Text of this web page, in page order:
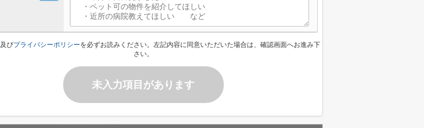
及びプライバシーポリシーを必ずお読みください。左記内容に同意いただいた場合は、確認画面へお進み下
さい。
未入力項目があります